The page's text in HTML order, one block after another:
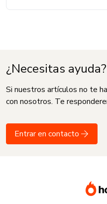
¿Necesitas ayuda?
Si nuestros artículos no te
con nosotros. Te
Entrar en contacto